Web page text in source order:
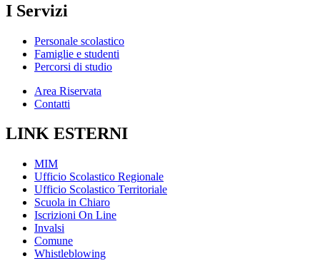
I Servizi
Personale scolastico
Famiglie e studenti
Percorsi di studio
Area Riservata
Contatti
LINK ESTERNI
MIM
Ufficio Scolastico Regionale
Ufficio Scolastico Territoriale
Scuola in Chiaro
Iscrizioni On Line
Invalsi
Comune
Whistleblowing